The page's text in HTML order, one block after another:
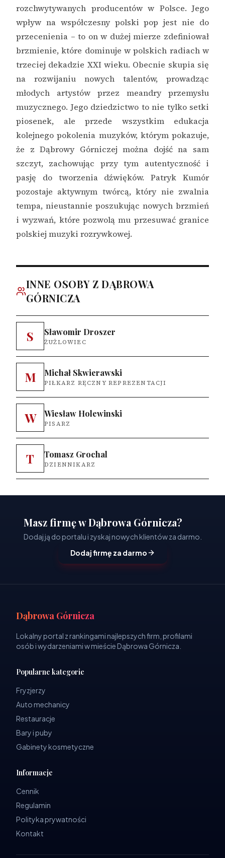
rozchwytywanych producentów w Polsce. Jego
wpływ na współczesny polski pop jest nie do
przecenienia – to on w dużej mierze zdefiniował
brzmienie, które dominuje w polskich radiach w
trzeciej dekadzie XXI wieku. Obecnie skupia się
na rozwijaniu nowych talentów, prowadząc
młodych artystów przez meandry przemysłu
muzycznego. Jego dziedzictwo to nie tylko setki
piosenek, ale przede wszystkim edukacja
kolejnego pokolenia muzyków, którym pokazuje,
że z Dąbrowy Górniczej można dojść na sam
szczyt, zachowując przy tym autentyczność i
pasję do tworzenia dźwięków. Patryk Kumór
pozostaje aktywnym twórcą, który nie zwalnia
tempa, nieustannie poszukując nowych brzmień
i wyzwań, które pozwolą mu przesuwać granice
polskiej muzyki rozrywkowej.
INNE OSOBY Z DĄBROWA
GÓRNICZA
S Sławomir Droszer
ŻUŻLOWIEC
M Michał Skwierawski
PIŁKARZ RĘCZNY REPREZENTACJI
W Wiesław Holewinski
PISARZ
T Tomasz Grochal
DZIENNIKARZ
Masz firmę w Dąbrowa Górnicza?
Dodaj ją do portalu i zyskaj nowych klientów za darmo.
Dodaj firmę za darmo
Dąbrowa Górnicza
Lokalny portal z rankingami najlepszych firm, profilami
osób i wydarzeniami w mieście Dąbrowa Górnicza.
Popularne kategorie
Fryzjerzy
Auto mechanicy
Restauracje
Bary i puby
Gabinety kosmetyczne
Informacje
Cennik
Regulamin
Polityka prywatności
Kontakt